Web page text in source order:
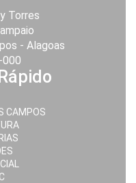
Torres
- Alagoas
000
CAMPOS